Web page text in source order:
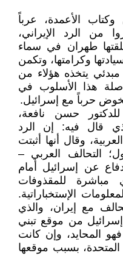
الأعمدة، عرباً
من الرد الإيراني،
طهران في سماء
وكرامتها، وتكمن
يتخذه هؤلاء من
هذا الأسلوب في
حرباً مع إسرائيل.
حسن نافعة،
قال فيه: إن الرد
وقال أنها أثبتت
التحالف العربي –
عن إسرائيل أمام
مباشرة للمقذوفات
الإستخباراتية.
مع إيران، والذي
من موقع تبني
فهو المحايد، وإن كانت
بسبب موقعها